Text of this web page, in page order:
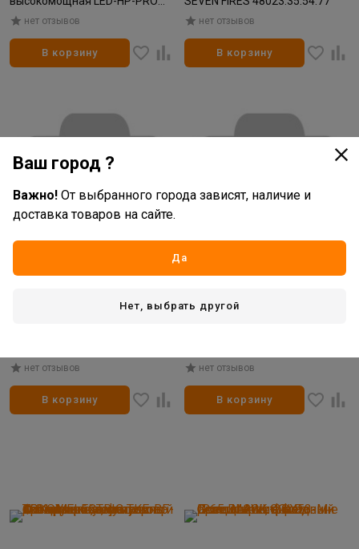
40Вт 4000К E27 3800лм 230В с
адаптером E40
нет отзывов
В корзину
нет отзывов
В корзину
3 560руб/шт
нет отзывов
В корзину
2 464руб/шт
нет отзывов
В корзину
Ваш город ?
Важно! От выбранного города зависят, наличие и
доставка товаров на сайте.
Да
Нет, выбрать другой